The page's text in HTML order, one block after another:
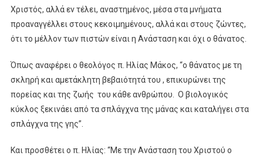
Χριστός, αλλά εν τέλει, αναστημένος, μέσα στα μνήματα
προαναγγέλλει στους κεκοιμημένους, αλλά και στους ζώντες,
ότι το μέλλον των πιστών είναι η Ανάσταση και όχι ο θάνατος.
Όπως αναφέρει ο θεολόγος π. Ηλίας Μάκος, “ο θάνατος με τη
σκληρή και αμετάκλητη βεβαιότητά του , επικυρώνει της
πορείας και της ζωής του κάθε ανθρώπου. Ο βιολογικός
κύκλος ξεκινάει από τα σπλάγχνα της μάνας και καταλήγει στα
σπλάγχνα της γης”.
Και προσθέτει ο π. Ηλίας: “Με την Ανάσταση του Χριστού ο